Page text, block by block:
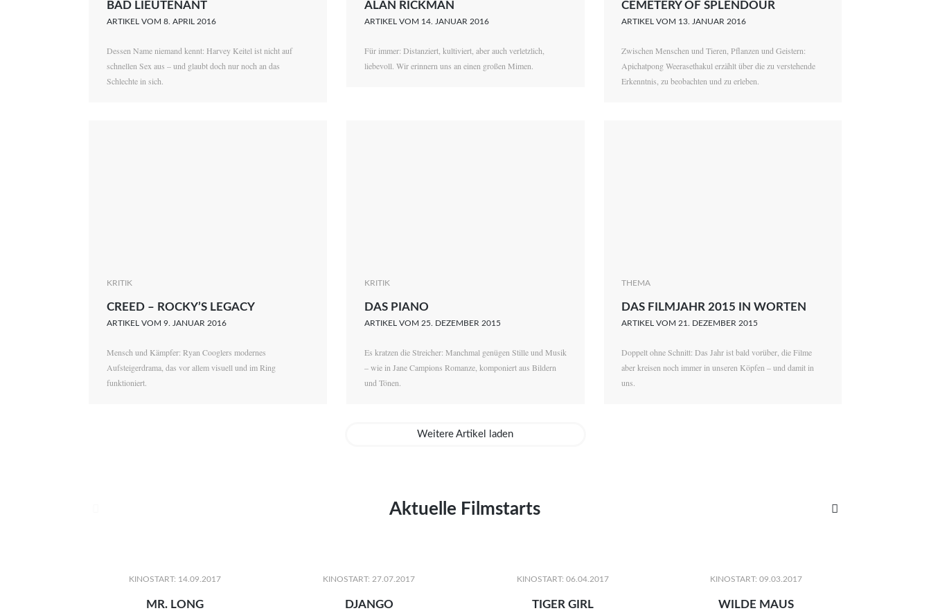
Christian Witte
BAD LIEUTENANT
ARTIKEL VOM 8. APRIL 2016
Dessen Name niemand kennt: Harvey Keitel ist nicht auf
schnellen Sex aus – und glaubt doch nur noch an das
Schlechte in sich.
ALAN RICKMAN
ARTIKEL VOM 14. JANUAR 2016
Für immer: Distanziert, kultiviert, aber auch verletzlich,
liebevoll. Wir erinnern uns an einen großen Mimen.
CEMETERY OF SPLENDOUR
ARTIKEL VOM 13. JANUAR 2016
Zwischen Menschen und Tieren, Pflanzen und Geistern:
Apichatpong Weerasethakul erzählt über die zu verstehende
Erkenntnis, zu beobachten und zu erleben.
KRITIK
CREED – ROCKY’S LEGACY
ARTIKEL VOM 9. JANUAR 2016
Mensch und Kämpfer: Ryan Cooglers modernes
Aufsteigerdrama, das vor allem visuell und im Ring
funktioniert.
KRITIK
DAS PIANO
ARTIKEL VOM 25. DEZEMBER 2015
Es kratzen die Streicher: Manchmal genügen Stille und Musik
– wie in Jane Campions Romanze, komponiert aus Bildern
und Tönen.
THEMA
DAS FILMJAHR 2015 IN WORTEN
ARTIKEL VOM 21. DEZEMBER 2015
Doppelt ohne Schnitt: Das Jahr ist bald vorüber, die Filme
aber kreisen noch immer in unseren Köpfen – und damit in
uns.
Weitere Artikel laden
Aktuelle Filmstarts 
KINOSTART: 14.09.2017
MR. LONG
KINOSTART: 27.07.2017
DJANGO
KINOSTART: 06.04.2017
TIGER GIRL
KINOSTART: 09.03.2017
WILDE MAUS